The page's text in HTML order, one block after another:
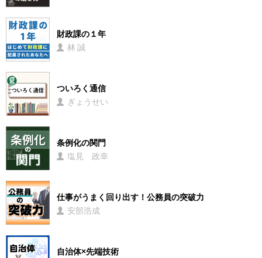
財政課の１年
林 誠
ついろく通信
ぎょうせい
条例化の関門
塩見 政幸
仕事がうまく回り出す！公務員の突破力
安部浩成
自治体×先端技術